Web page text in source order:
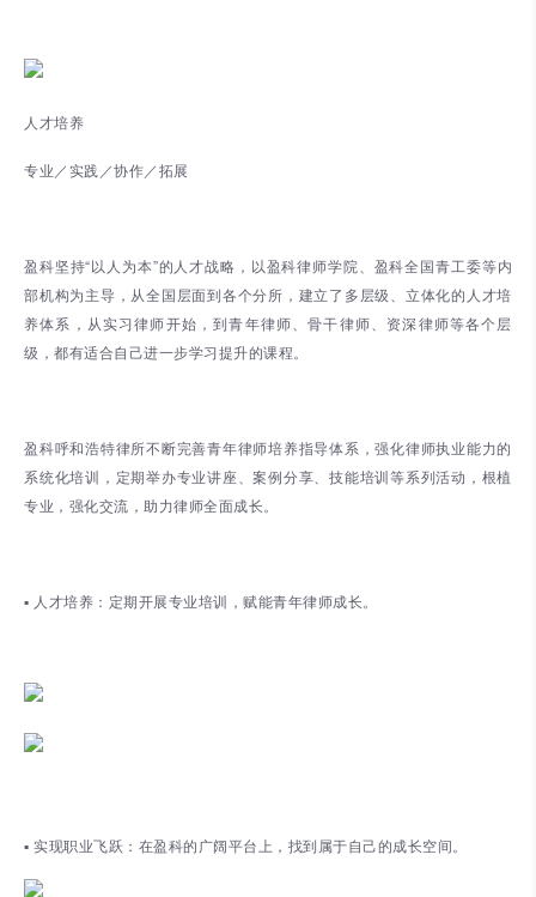
人才培养
专业／实践／协作／拓展
盈科坚持“以人为本”的人才战略，以盈科律师学院、盈科全国青工委等内
部机构为主导，从全国层面到各个分所，建立了多层级、立体化的人才培
养体系，从实习律师开始，到青年律师、骨干律师、资深律师等各个层
级，都有适合自己进一步学习提升的课程。
盈科呼和浩特律所不断完善青年律师培养指导体系，强化律师执业能力的
系统化培训，定期举办专业讲座、案例分享、技能培训等系列活动，根植
专业，强化交流，助力律师全面成长。
▪ 人才培养：定期开展专业培训，赋能青年律师成长。
▪ 实现职业飞跃：在盈科的广阔平台上，找到属于自己的成长空间。